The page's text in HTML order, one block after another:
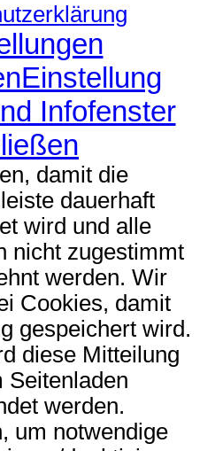
Einstellung
Infofenster
damit die
dauerhaft
wird und alle
nicht zugestimmt
werden. Wir
Cookies, damit
gespeichert wird.
diese Mitteilung
Seitenladen
werden.
um notwendige